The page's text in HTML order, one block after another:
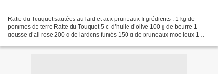
Ratte du Touquet sautées au lard et aux pruneaux Ingrédients : 1 kg de
pommes de terre Ratte du Touquet 5 cl d’huile d’olive 100 g de beurre 1
gousse d’ail rose 200 g de lardons fumés 150 g de pruneaux moelleux 1